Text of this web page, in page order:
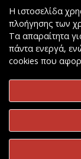
Copyright
Η ιστοσελίδα
πλοήγησης των
Τα απαραίτητα
πάντα ενεργά,
cookies που